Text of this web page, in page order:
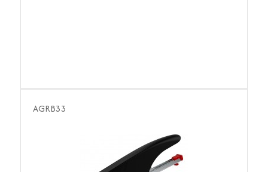
AGRB33